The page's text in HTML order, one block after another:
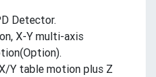
Detector.
X-Y multi-axis
Y table motion plus Z